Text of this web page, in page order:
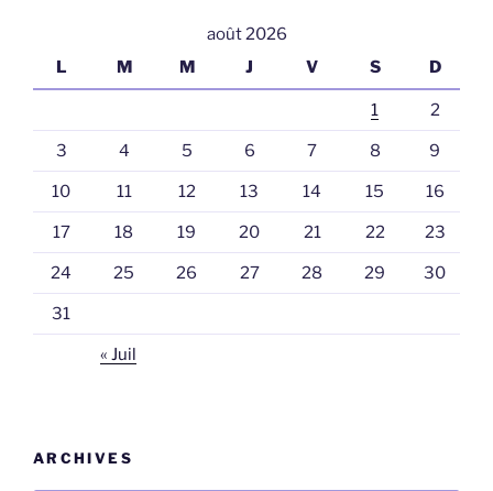
août 2026
L
M M J V S D
1 2
3 4 5 6 7 8 9
10 11 12 13 14 15 16
17 18 19 20 21 22 23
24 25 26 27 28 29 30
31
« Juil
ARCHIVES